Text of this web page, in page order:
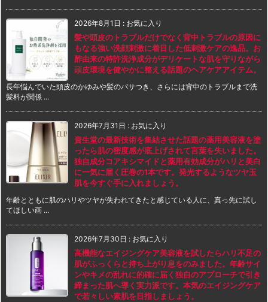
2026年8月1日 : お気に入り
髪や頭皮のトラブルだけでなく背中トラブルの原因に
もなる強い洗顔刺激に着目した低刺激ケアの逸品。お
酢由来の特許洗浄成分がデリケートな肌を守りながら
頭皮環境を健やかに整える話題のヘアケアアイテム。
長年悩んでいた頭皮のかゆみや髪のパサつき、さらには背中のトラブルまで洗
髪料が関係 ...
2026年7月31日 : お気に入り
資生堂の最新技術を集結させた話題の薬用美容液を塗
ったら肌の密度感が底上げされて言葉を失いました。
独自成分コアキシマイドと薬用有効成分がハリと美白
に一気に届く圧巻の1本です。発光するようなツヤ玉
肌を今すぐ手に入れましょう。
年齢とともに肌のハリやツヤが失われてきたと感じている人に、真っ先に試し
てほしい画 ...
2026年7月30日 : お気に入り
高機能なエイジングケア美容液を試したらハリ不足の
肌がふっくらと持ち上がり息をのみました。年齢サイ
ンやキメの乱れに的確に届く独自のアプローチで引き
締まった肌へ導く実力派です。本気のエイジングケア
で若々しい素肌を目指しましょう。